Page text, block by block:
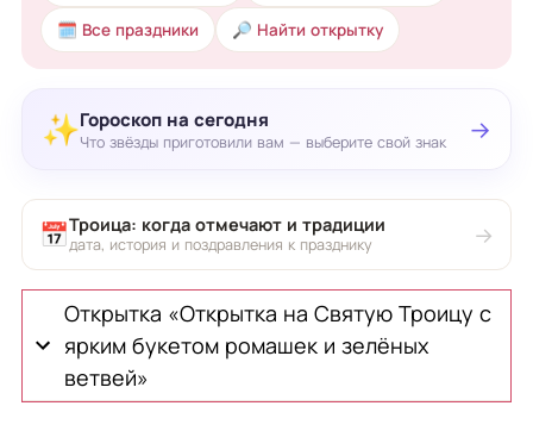
🗓 Все праздники 🔎 Найти открытку
✨Гороскоп на сегодня
Что звёзды приготовили вам — выберите свой знак →
📅Троица: когда отмечают и традиции
дата, история и поздравления к празднику →
Открытка «Открытка на Святую Троицу с
ярким букетом ромашек и зелёных
ветвей»